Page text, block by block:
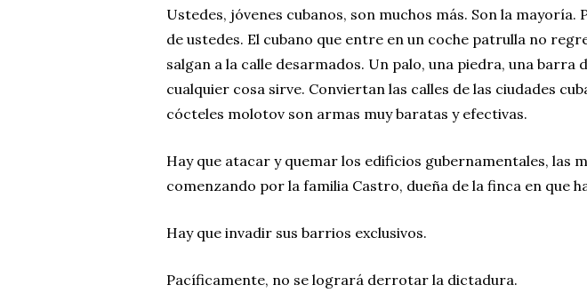
Ustedes, jóvenes cubanos, son muchos más. Son la mayoría.
de ustedes. El cubano que entre en un coche patrulla no
salgan a la calle desarmados. Un palo, una piedra, una barra
cualquier cosa sirve. Conviertan las calles de las ciudades
cócteles molotov son armas muy baratas y efectivas.
Hay que atacar y quemar los edificios gubernamentales, las
comenzando por la familia Castro, dueña de la finca en que
Hay que invadir sus barrios exclusivos.
Pacíficamente, no se logrará derrotar la dictadura.